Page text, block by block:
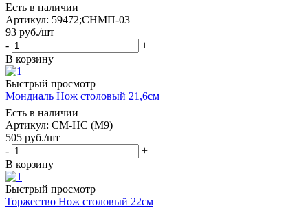
Есть в наличии
Артикул: 59472;СНМП-03
93 руб./шт
-
+
В корзину
Быстрый просмотр
Мондиаль Нож столовый 21,6см
Есть в наличии
Артикул: СМ-НС (М9)
505 руб./шт
-
+
В корзину
Быстрый просмотр
Торжество Нож столовый 22см